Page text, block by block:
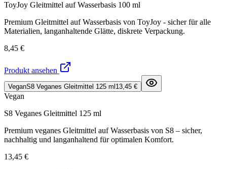
ToyJoy Gleitmittel auf Wasserbasis 100 ml
Premium Gleitmittel auf Wasserbasis von ToyJoy - sicher für alle
Materialien, langanhaltende Glätte, diskrete Verpackung.
8,45 €
Produkt ansehen
VeganS8 Veganes Gleitmittel 125 ml 13,45 €
Vegan
S8 Veganes Gleitmittel 125 ml
Premium veganes Gleitmittel auf Wasserbasis von S8 – sicher,
nachhaltig und langanhaltend für optimalen Komfort.
13,45 €